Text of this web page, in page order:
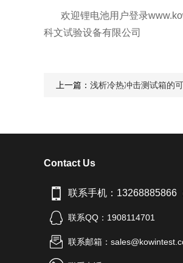
欢迎锂电池用户登录
科文试验设备有限公司
上一篇： 浅析冷热冲击测试箱的
Contact Us
联系手机：13268885866
联系QQ：1908114701
联系邮箱：